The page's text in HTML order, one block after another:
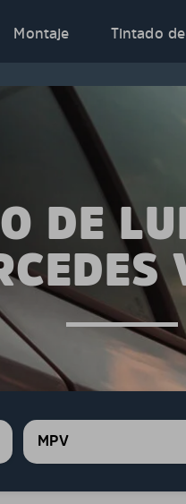
Montaje Tintado
DE
MPV